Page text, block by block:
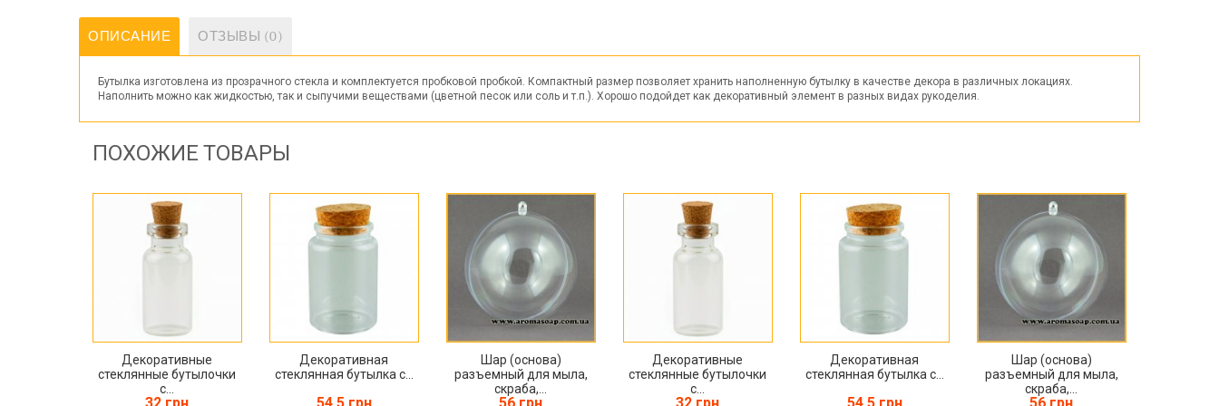
ОПИСАНИЕ ОТЗЫВЫ (0)
Бутылка изготовлена ​​из прозрачного стекла и комплектуется пробковой пробкой. Компактный размер позволяет хранить наполненную бутылку в качестве декора в различных локациях.
Наполнить можно как жидкостью, так и сыпучими веществами (цветной песок или соль и т.п.). Хорошо подойдет как декоративный элемент в разных видах рукоделия.
ПОХОЖИЕ ТОВАРЫ
Декоративные
стеклянные бутылочки
с...
Декоративная
стеклянная бутылка с...
Шар (основа)
разъемный для мыла,
скраба,...
Декоративные
стеклянные бутылочки
с...
Декоративная
стеклянная бутылка с...
Шар (основа)
разъемный для мыла,
скраба,...